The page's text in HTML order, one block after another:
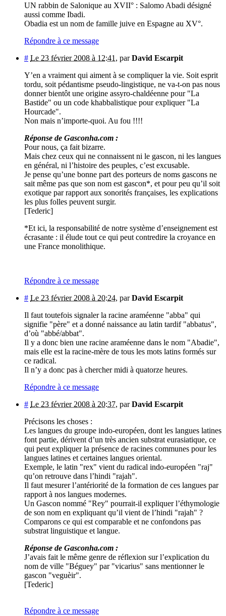
UN rabbin de Salonique au XVII° : Salomo Abadi désigné
aussi comme Ibadi.
Obadia est un nom de famille juive en Espagne au XV°.
Répondre à ce message
# Le 23 février 2008 à 12:41 , parDavid Escarpit
Y’en a vraiment qui aiment à se compliquer la vie. Soit esprit
tordu, soit pédantisme pseudo-lingistique, ne va-t-on pas nous
donner bientôt une origine assyro-chaldéenne pour "La
Bastide" ou un code khabbalistique pour expliquer "La
Hourcade".
Non mais n’importe-quoi. Au fou !!!!
Réponse de Gasconha.com :
Pour nous, ça fait bizarre.
Mais chez ceux qui ne connaissent ni le gascon, ni les langues
en général, ni l’histoire des peuples, c’est excusable.
Je pense qu’une bonne part des porteurs de noms gascons ne
sait même pas que son nom est gascon*, et pour peu qu’il soit
exotique par rapport aux sonorités françaises, les explications
les plus folles peuvent surgir.
[Tederic]
*Et ici, la responsabilité de notre système d’enseignement est
écrasante : il élude tout ce qui peut contredire la croyance en
une France monolithique.
Répondre à ce message
# Le 23 février 2008 à 20:24, parDavid Escarpit
Il faut toutefois signaler la racine araméenne "abba" qui
signifie "père" et a donné naissance au latin tardif "abbatus",
d’où "abbé/abbat".
Il y a donc bien une racine araméenne dans le nom "Abadie",
mais elle est la racine-mère de tous les mots latins formés sur
ce radical.
Il n’y a donc pas à chercher midi à quatorze heures.
Répondre à ce message
# Le 23 février 2008 à 20:37, parDavid Escarpit
Précisons les choses :
Les langues du groupe indo-européen, dont les langues latines
font partie, dérivent d’un très ancien substrat eurasiatique, ce
qui peut expliquer la présence de racines communes pour les
langues latines et certaines langues oriental.
Exemple, le latin "rex" vient du radical indo-européen "raj"
qu’on retrouve dans l’hindi "rajah".
Il faut mesurer l’antériorité de la formation de ces langues par
rapport à nos langues modernes.
Un Gascon nommé "Rey" pourrait-il expliquer l’éthymologie
de son nom en expliquant qu’il vient de l’hindi "rajah" ?
Comparons ce qui est comparable et ne confondons pas
substrat linguistique et langue.
Réponse de Gasconha.com :
J’avais fait le même genre de réflexion sur l’explication du
nom de ville "Béguey" par "vicarius" sans mentionner le
gascon "veguèir".
[Tederic]
Répondre à ce message